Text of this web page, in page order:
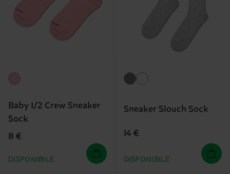
Baby 1/2 Crew Sneaker
Sock
8 €
DISPONIBILE
Sneaker Slouch Sock
14 €
DISPONIBILE